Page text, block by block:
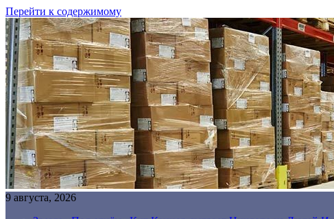
Перейти к содержимому
9 августа, 2026